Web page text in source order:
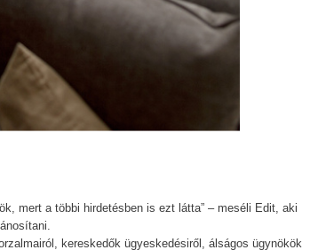
mert a többi hirdetésben is ezt látta” – meséli Edit, aki
kereskedők ügyeskedésiről, álságos ügynökök